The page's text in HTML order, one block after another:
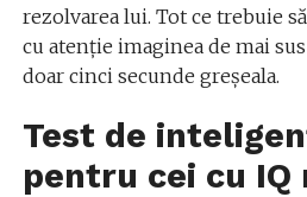
rezolvarea lui. Tot ce trebuie
cu atenție imaginea de mai
doar cinci secunde greșeala.
Test de
pentru cei cu IQ